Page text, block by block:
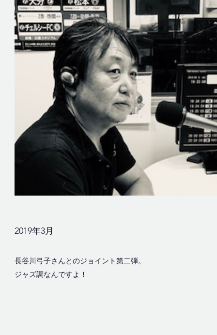
​2019年3月
長谷川弓子さんとのジョイント第二弾。
ジャズ調なんですよ！